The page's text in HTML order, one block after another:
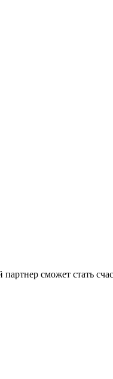
сможет стать